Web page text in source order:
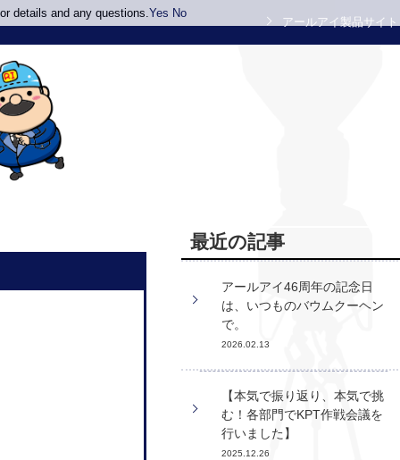
アールアイ製品サイト
最近の記事
アールアイ46周年の記念日
は、いつものバウムクーヘン
で。
2026.02.13
【本気で振り返り、本気で挑
む！各部門でKPT作戦会議を
行いました】
2025.12.26
details and any questions.Yes No